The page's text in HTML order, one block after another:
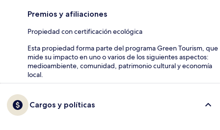
Premios y afiliaciones
Propiedad con certificación ecológica
Esta propiedad forma parte del programa Green Tourism, que
mide su impacto en uno o varios de los siguientes aspectos:
medioambiente, comunidad, patrimonio cultural y economía
local.
Cargos y políticas